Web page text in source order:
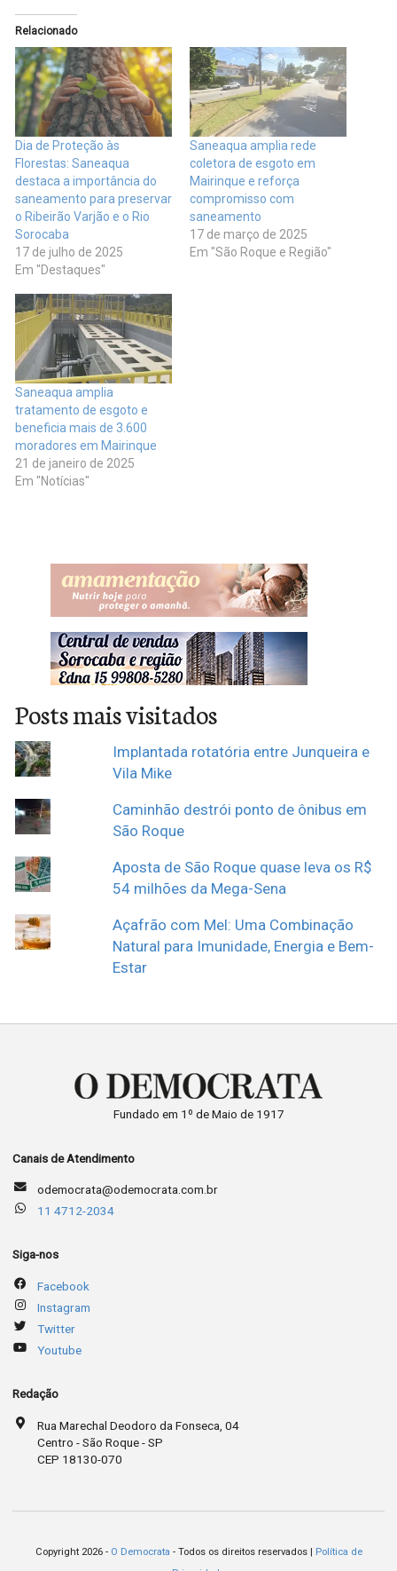
Relacionado
Dia de Proteção às
Florestas: Saneaqua
destaca a importância do
saneamento para preservar
o Ribeirão Varjão e o Rio
Sorocaba
17 de julho de 2025
Em "Destaques"
Saneaqua amplia rede
coletora de esgoto em
Mairinque e reforça
compromisso com
saneamento
17 de março de 2025
Em "São Roque e Região"
Saneaqua amplia
tratamento de esgoto e
beneficia mais de 3.600
moradores em Mairinque
21 de janeiro de 2025
Em "Notícias"
Posts mais visitados
Implantada rotatória entre Junqueira e
Vila Mike
Caminhão destrói ponto de ônibus em
São Roque
Aposta de São Roque quase leva os R$
54 milhões da Mega-Sena
Açafrão com Mel: Uma Combinação
Natural para Imunidade, Energia e Bem-
Estar
Fundado em 1º de Maio de 1917
Canais de Atendimento
odemocrata@odemocrata.com.br
11 4712-2034
Siga-nos
Facebook
Instagram
Twitter
Youtube
Redação
Rua Marechal Deodoro da Fonseca, 04
Centro - São Roque - SP
CEP 18130-070
Copyright 2026 - O Democrata - Todos os direitos reservados | Política de